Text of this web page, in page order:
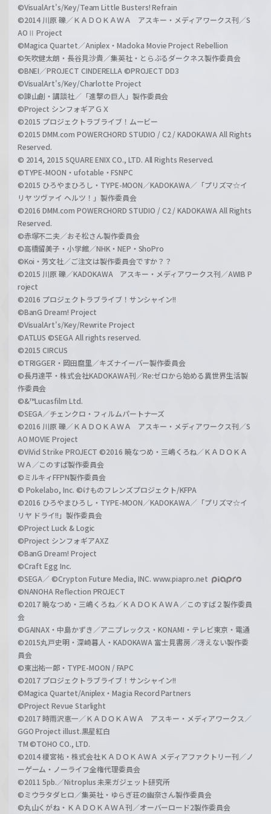
©VisualArt's/Key/Team Little Busters! Refrain
©2014 川原 礫／ＫＡＤＯＫＡＷＡ アスキー・メディアワークス刊／S
AOⅡ Project
©Magica Quartet／Aniplex・Madoka Movie Project Rebellion
©矢吹健太朗・長谷見沙貴／集英社・とらぶるダークネス製作委員会
©BNEI／PROJECT CINDERELLA ©PROJECT DD3
©VisualArt's/Key/Charlotte Project
©諫山創・講談社／「進撃の巨人」製作委員会
©Project シンフォギアＧＸ
©2015 プロジェクトラブライブ！ムービー
©2015 DMM.com POWERCHORD STUDIO / C2 / KADOKAWA All Rights
Reserved.
© 2014, 2015 SQUARE ENIX CO., LTD. All Rights Reserved.
©TYPE-MOON・ufotable・FSNPC
©2015 ひろやまひろし・TYPE-MOON／KADOKAWA／「プリズマ☆イ
リヤ ツヴァイ ヘルツ！」製作委員会
©2016 DMM.com POWERCHORD STUDIO / C2 / KADOKAWA All Rights
Reserved.
©赤塚不二夫／おそ松さん製作委員会
©高橋留美子・小学館／NHK・NEP・ShoPro
©Koi・芳文社／ご注文は製作委員会ですか？？
©2015 川原 礫／KADOKAWA アスキー・メディアワークス刊／AWIB P
roject
©2016 プロジェクトラブライブ！サンシャイン!!
©BanG Dream! Project
©VisualArt's/Key/Rewrite Project
©ATLUS ©SEGA All rights reserved.
©2015 CIRCUS
©TRIGGER・岡田麿里／キズナイーバー製作委員会
©長月達平・株式会社KADOKAWA刊／Re:ゼロから始める異世界生活製
作委員会
©&™Lucasfilm Ltd.
©SEGA／チェンクロ・フィルムパートナーズ
©2016 川原 礫／ＫＡＤＯＫＡＷＡ アスキー・メディアワークス刊／S
AO MOVIE Project
©ViVid Strike PROJECT ©2016 暁なつめ・三嶋くろね／ＫＡＤＯＫＡ
ＷＡ／このすば製作委員会
©ミルキィFFPN製作委員会
© Pokelabo, Inc. ©けものフレンズプロジェクト/KFPA
©2016 ひろやまひろし・TYPE-MOON／KADOKAWA／「プリズマ☆イ
リヤ ドライ!!」製作委員会
©Project Luck & Logic
©Project シンフォギアAXZ
©BanG Dream! Project
©Craft Egg Inc.
©SEGA／ ©Crypton Future Media, INC. www.piapro.net
©NANOHA Reflection PROJECT
©2017 暁なつめ・三嶋くろね／ＫＡＤＯＫＡＷＡ／このすば２製作委員
会
©GAINAX・中島かずき／アニプレックス・KONAMI・テレビ東京・電通
©2015丸戸史明・深崎暮人・KADOKAWA 富士見書房／冴えない製作委
員会
©東出祐一郎・TYPE-MOON / FAPC
©2017 プロジェクトラブライブ！サンシャイン!!
©Magica Quartet/Aniplex・Magia Record Partners
©Project Revue Starlight
©2017 時雨沢恵一／ＫＡＤＯＫＡＷＡ アスキー・メディアワークス／
GGO Project illust.黒星紅白
TM ©TOHO CO., LTD.
©2014 榎宮祐・株式会社ＫＡＤＯＫＡＷＡ メディアファクトリー刊／ノ
ーゲーム・ノーライフ全権代理委員会
©2011 5pb.／Nitroplus 未来ガジェット研究所
©ミウラタダヒロ／集英社・ゆらぎ荘の幽奈さん製作委員会
©丸山くがね・ＫＡＤＯＫＡＷＡ刊／オーバーロード2製作委員会